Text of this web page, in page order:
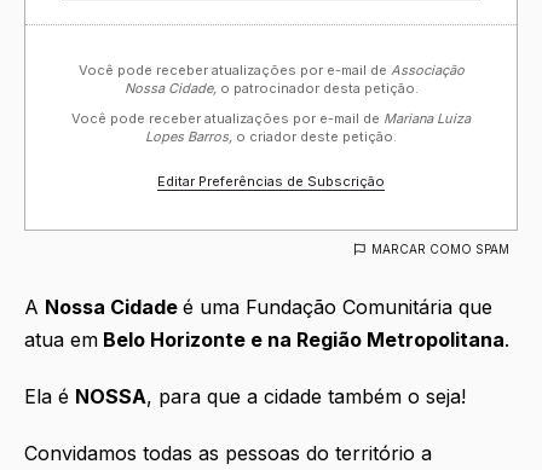
Você pode receber atualizações por e-mail de Associação
Nossa Cidade, o patrocinador desta petição.
Você pode receber atualizações por e-mail de Mariana Luiza
Lopes Barros, o criador deste petição.
Editar Preferências de Subscrição
MARCAR COMO SPAM
A Nossa Cidade é uma Fundação Comunitária que
atua em Belo Horizonte e na Região Metropolitana.
Ela é NOSSA, para que a cidade também o seja!
Convidamos todas as pessoas do território a